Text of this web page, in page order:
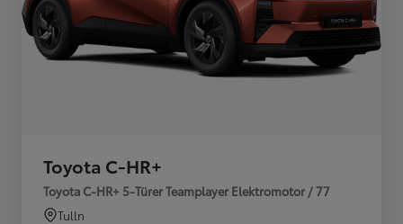
Toyota C-HR+
Toyota C-HR+ 5-Türer Teamplayer Elektromotor / 77
Tulln